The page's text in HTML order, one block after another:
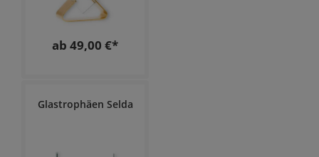
ab 49,00 €*
Glastrophäen Selda